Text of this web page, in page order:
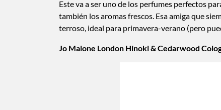
Este va a ser uno de los perfumes perfectos
también los aromas frescos. Esa amiga que
terroso, ideal para primavera-verano (pero
Jo Malone London Hinoki & Cedarwood